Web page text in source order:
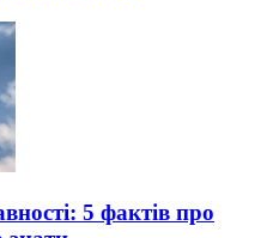
5 фактів про